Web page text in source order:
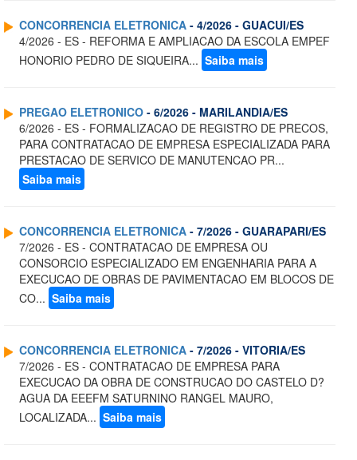
CONCORRENCIA ELETRONICA - 4/2026 - GUACUI/ES
4/2026 - ES - REFORMA E AMPLIACAO DA ESCOLA EMPEF
HONORIO PEDRO DE SIQUEIRA... Saiba mais
PREGAO ELETRONICO - 6/2026 - MARILANDIA/ES
6/2026 - ES - FORMALIZACAO DE REGISTRO DE PRECOS,
PARA CONTRATACAO DE EMPRESA ESPECIALIZADA PARA
PRESTACAO DE SERVICO DE MANUTENCAO PR...
Saiba mais
CONCORRENCIA ELETRONICA - 7/2026 - GUARAPARI/ES
7/2026 - ES - CONTRATACAO DE EMPRESA OU
CONSORCIO ESPECIALIZADO EM ENGENHARIA PARA A
EXECUCAO DE OBRAS DE PAVIMENTACAO EM BLOCOS DE
CO... Saiba mais
CONCORRENCIA ELETRONICA - 7/2026 - VITORIA/ES
7/2026 - ES - CONTRATACAO DE EMPRESA PARA
EXECUCAO DA OBRA DE CONSTRUCAO DO CASTELO D?
AGUA DA EEEFM SATURNINO RANGEL MAURO,
LOCALIZADA... Saiba mais